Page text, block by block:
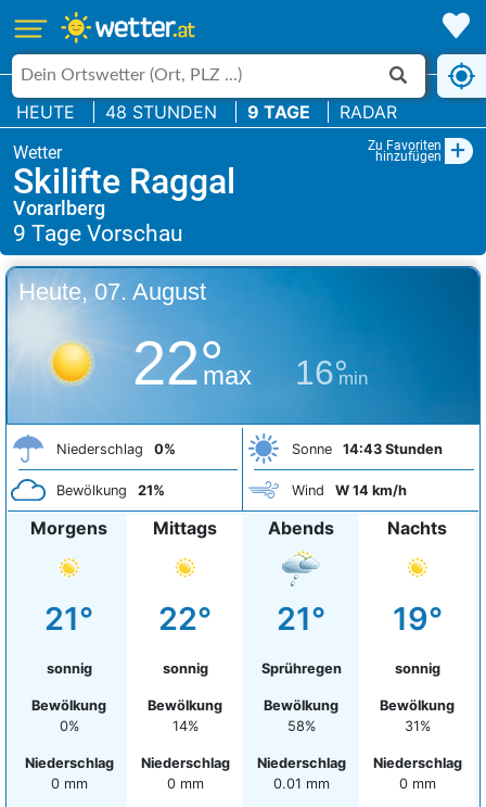
HEUTE 48 STUNDEN 9 TAGE RADAR
Zu Favoriten
hinzufügen +
Skilifte Raggal
Vorarlberg
Heute, 07. August
22°
max 16°
min
Niederschlag 0%
Bewölkung 21%
Sonne 14:43 Stunden
Wind W 14 km/h
Morgens
21°
sonnig
Bewölkung
0%
Niederschlag
0 mm
Mittags
22°
sonnig
Bewölkung
14%
Niederschlag
0 mm
Abends
21°
Sprühregen
Bewölkung
58%
Niederschlag
0.01 mm
Nachts
19°
sonnig
Bewölkung
31%
Niederschlag
0 mm